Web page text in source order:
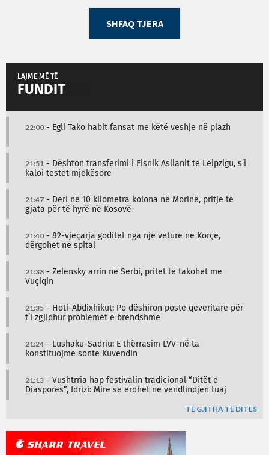
SHFAQ TJERA
LAJME MË TË
FUNDIT
22:00- Egli Tako habit fansat me këtë veshje në plazh
21:51 - Dështon transferimi i Fisnik Asllanit te Leipzigu, s’i
kaloi testet mjekësore
21:47 - Deri në 10 kilometra kolona në Morinë, pritje të
gjata për të hyrë në Kosovë
21:40- 82-vjeçarja goditet nga një veturë në Korçë,
dërgohet në spital
21:38 - Zelensky arrin në Serbi, pritet të takohet me
Vuçiqin
21:35 - Hoti-Abdixhikut: Po dëshiron poste qeveritare për
t’i zgjidhur problemet e brendshme
21:24 - Lushaku-Sadriu: E thërrasim LVV-në ta
konstituojmë sonte Kuvendin
21:13 - Vushtrria hap festivalin tradicional “Ditët e
Diasporës”, Idrizi: Mirë se erdhët në vendlindjen tuaj
TË GJITHA TË DITËS